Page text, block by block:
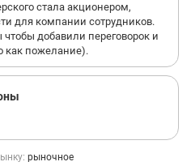
стала акционером,
для компании сотрудников.
добавили переговорок и
как пожелание).
рыночное